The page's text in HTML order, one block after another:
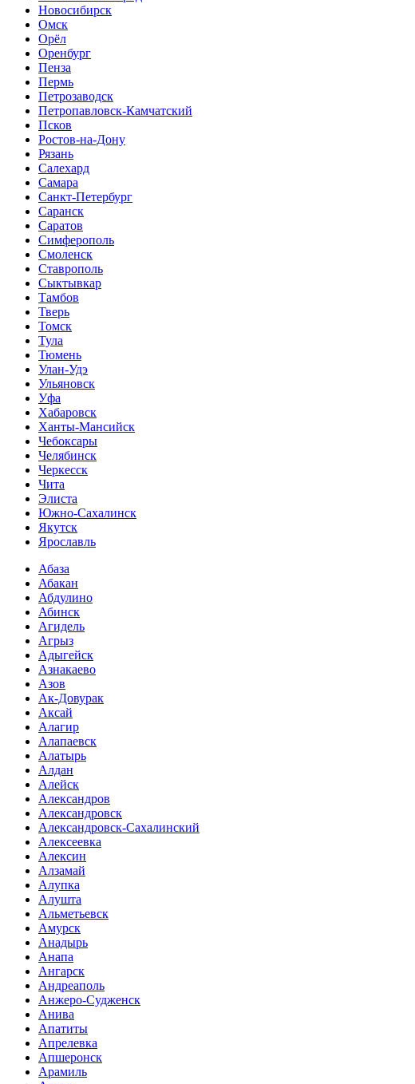
Новосибирск
Омск
Орёл
Оренбург
Пенза
Пермь
Петрозаводск
Петропавловск-Камчатский
Псков
Ростов-на-Дону
Рязань
Салехард
Самара
Санкт-Петербург
Саранск
Саратов
Симферополь
Смоленск
Ставрополь
Сыктывкар
Тамбов
Тверь
Томск
Тула
Тюмень
Улан-Удэ
Ульяновск
Уфа
Хабаровск
Ханты-Мансийск
Чебоксары
Челябинск
Черкесск
Чита
Элиста
Южно-Сахалинск
Якутск
Ярославль
Абаза
Абакан
Абдулино
Абинск
Агидель
Агрыз
Адыгейск
Азнакаево
Азов
Ак-Довурак
Аксай
Алагир
Алапаевск
Алатырь
Алдан
Алейск
Александров
Александровск
Александровск-Сахалинский
Алексеевка
Алексин
Алзамай
Алупка
Алушта
Альметьевск
Амурск
Анадырь
Анапа
Ангарск
Андреаполь
Анжеро-Судженск
Анива
Апатиты
Апрелевка
Апшеронск
Арамиль